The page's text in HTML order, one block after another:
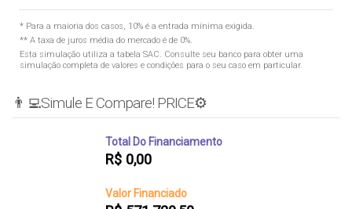
* Para a maioria dos casos, 10% é a entrada mínima exigida.
** A taxa de juros média do mercado é de 0%.
Esta simulação utiliza a tabela SAC. Consulte seu banco para obter uma
simulação completa de valores e condições para o seu caso em particular.
👨‍💻Simule E Compare! PRICE⚙️
Total Do Financiamento
R$ 0,00
Valor Financiado